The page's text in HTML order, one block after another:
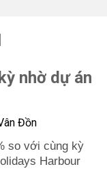
nhờ dự án
so với cùng kỳ
Harbour